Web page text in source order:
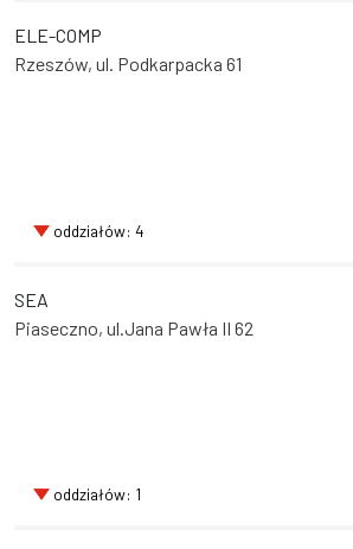
ELE-COMP
Rzeszów, ul. Podkarpacka 61
oddziałów: 4
SEA
Piaseczno, ul.Jana Pawła II 62
oddziałów: 1